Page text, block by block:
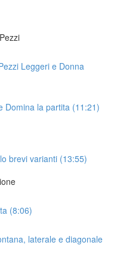
Leggeri e Donna
Domina la partita (11:21)
brevi varianti (13:55)
(8:06)
laterale e diagonale